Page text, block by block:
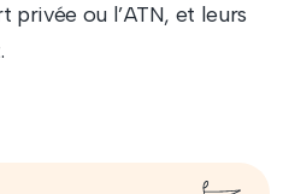
ou l’ATN, et leurs